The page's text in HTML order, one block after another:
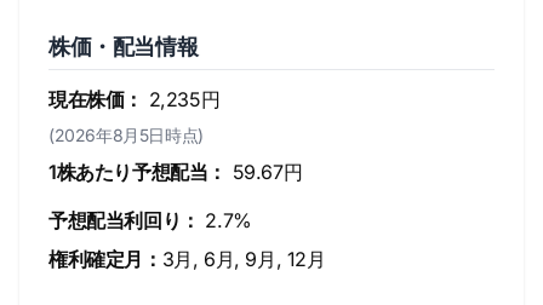
株価・配当情報
現在株価： 2,235円
(2026年8月5日時点)
1株あたり予想配当： 59.67円
予想配当利回り： 2.7%
権利確定月： 3月, 6月, 9月, 12月